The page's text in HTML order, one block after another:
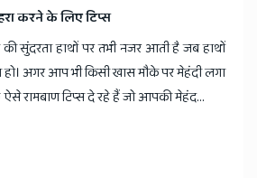
करने के लिए टिप्स
की सुंदरता हाथों पर तभी नजर आती है जब हाथों
हो। अगर आप भी किसी खास मौके पर मेहंदी लगा
रामबाण टिप्स दे रहे हैं जो आपकी मेहंद...